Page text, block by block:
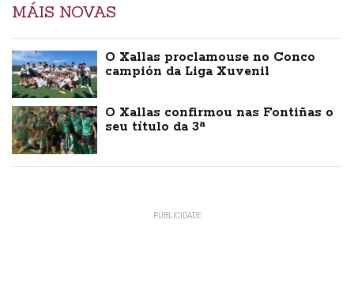
MÁIS NOVAS
O Xallas proclamouse no Conco
campión da Liga Xuvenil
O Xallas confirmou nas Fontiñas o
seu título da 3ª